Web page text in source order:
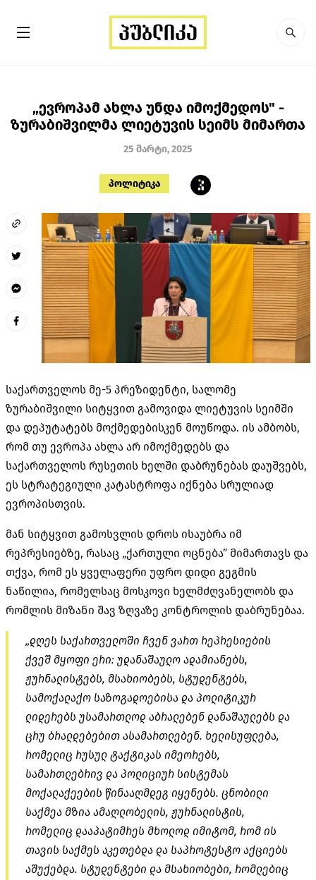
„ევროპამ ახლა უნდა იმოქმედოს" -
ზურაბიშვილმა ლიეტუვის სეიმს მიმართა
25 მარტი, 2025
პოლიტიკა
საქართველოს მე-5 პრეზიდენტი, სალომე
ზურაბიშვილი სიტყვით გამოვიდა ლიეტუვის სეიმში
და დეპუტატებს მოქმედებისკენ მოუწოდა. ის ამბობს,
რომ თუ ევროპა ახლა არ იმოქმედებს და
საქართველოს რუსეთის ხელში დაბრუნებას დაუშვებს,
ეს სტრატეგიული კატასტროფა იქნება სრულიად
ევროპისთვის.
მან სიტყვით გამოსვლის დროს ისაუბრა იმ
რეპრესიებზე, რასაც „ქართული ოცნება” მიმართავს და
თქვა, რომ ეს ყველაფერი უფრო დიდი გეგმის
ნაწილია, რომელსაც მოსკოვი ხელმძღვანელობს და
რომლის მიზანი შავ ზღვაზე კონტროლის დაბრუნებაა.
„დღეს საქართველოში ჩვენ ვართ რეპრესიების
ქვეშ მყოფი ერი: უდანაშაულო ადამიანებს,
ჟურნალისტებს, მსახიობებს, სტუდენტებს,
სამოქალაქო საზოგადოებისა და პოლიტიკურ
ლიდერებს უსამართლოდ აბრალებენ დანაშაულებს და
ცრუ ბრალდებებით ასამართლებენ. ხელისუფლება,
რომელიც რუსულ ტაქტიკას იმეორებს,
სამართლებრივ და პოლიციურ სისტემას
მოქალაქეების წინააღმდეგ იყენებს. ცნობილი
საქმეა მზია ამაღლობელის, ჟურნალისტის,
რომელიც დააპატიმრეს მხოლოდ იმიტომ, რომ ის
თავის საქმეს აკეთებდა და საპროტესტო აქციებს
აშუქებდა. სტუდენტები და მსახიობები, რომლებიც